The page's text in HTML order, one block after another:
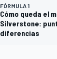
FÓRMULA 1
Cómo queda el
Silverstone:
diferencias